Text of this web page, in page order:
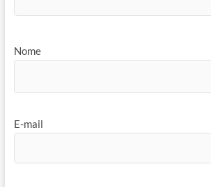
Nome
E-mail